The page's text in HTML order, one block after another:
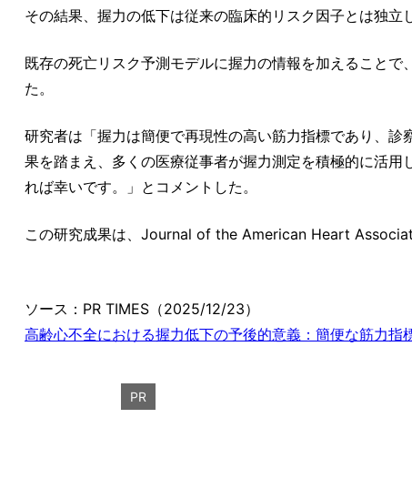
その結果、握力の低下は従来の臨床的リスク因子とは独立
既存の死亡リスク予測モデルに握力の情報を加えること
た。
研究者は「握力は簡便で再現性の高い筋力指標であり、
果を踏まえ、多くの医療従事者が握力測定を積極的に活
れば幸いです。」とコメントした。
この研究成果は、Journal of the American Heart
ソース：PR TIMES（2025/12/23）
高齢心不全における握力低下の予後的意義：簡便な筋力指
PR